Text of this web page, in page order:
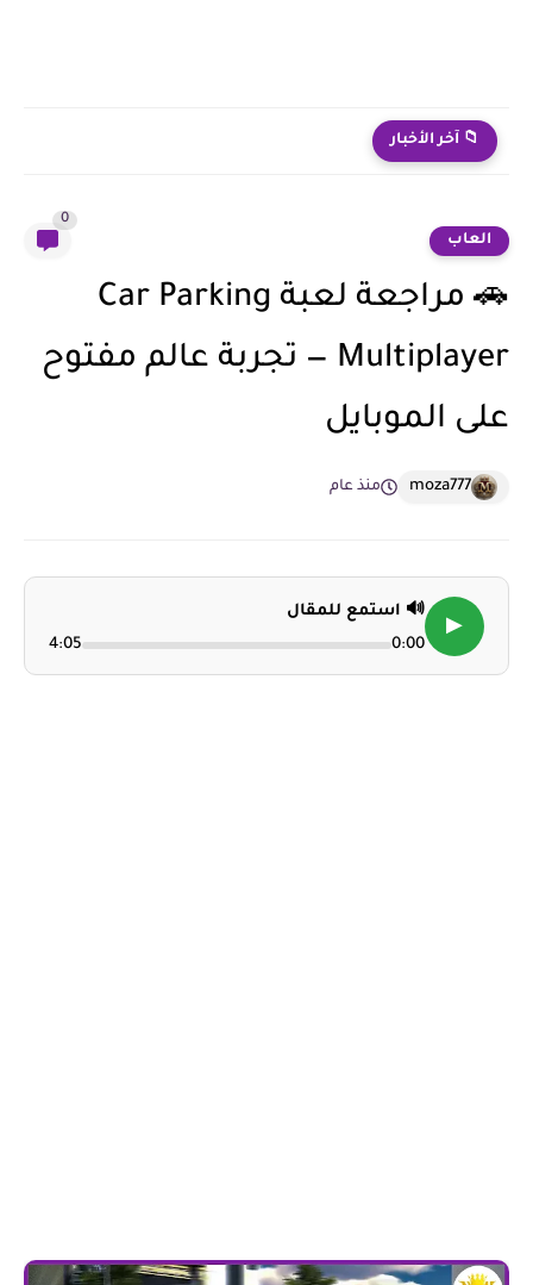
📁 آخر الأخبار
العاب
0
🚗 مراجعة لعبة Car Parking
Multiplayer — تجربة عالم مفتوح
على الموبايل
moza777 منذ عام
▶
🔊 استمع للمقال
0:00
4:05